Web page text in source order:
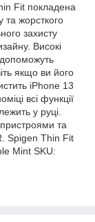
Fit покладена
та жорсткого
захисту
Високі
якщо ви його
iPhone 13
всі функції
у руці.
та
Spigen Thin Fit
Mint SKU: